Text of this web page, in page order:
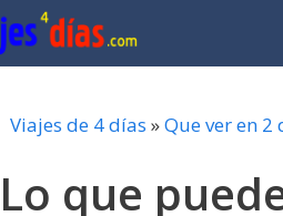
Viajes de 4 días »Que ver en 2
Lo que